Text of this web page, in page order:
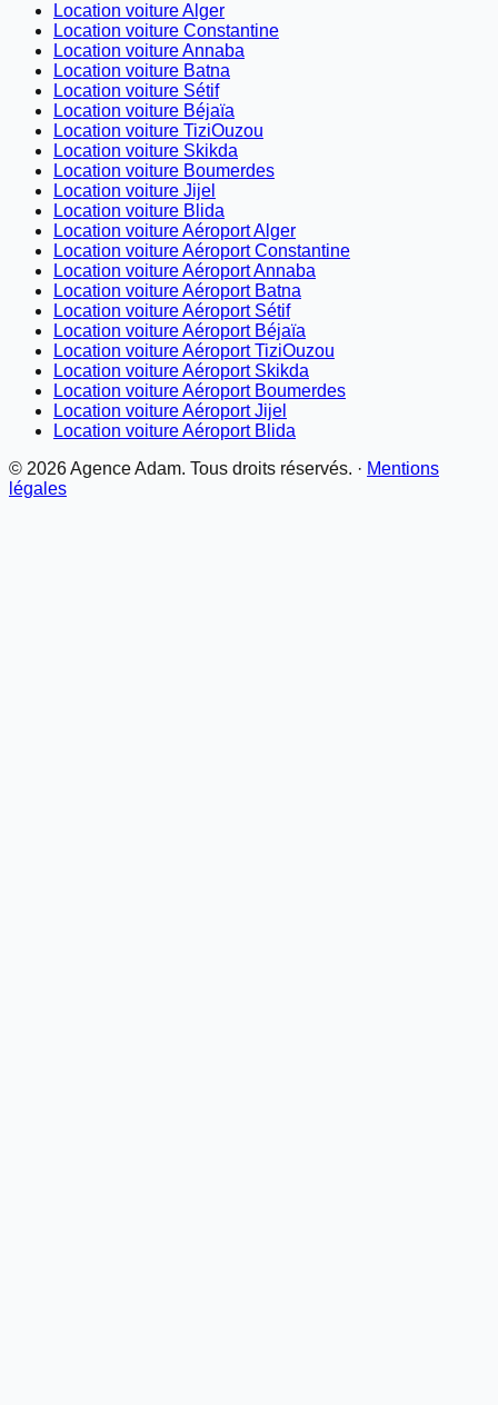
Location voiture Alger
Location voiture Constantine
Location voiture Annaba
Location voiture Batna
Location voiture Sétif
Location voiture Béjaïa
Location voiture TiziOuzou
Location voiture Skikda
Location voiture Boumerdes
Location voiture Jijel
Location voiture Blida
Location voiture Aéroport Alger
Location voiture Aéroport Constantine
Location voiture Aéroport Annaba
Location voiture Aéroport Batna
Location voiture Aéroport Sétif
Location voiture Aéroport Béjaïa
Location voiture Aéroport TiziOuzou
Location voiture Aéroport Skikda
Location voiture Aéroport Boumerdes
Location voiture Aéroport Jijel
Location voiture Aéroport Blida
© 2026Agence Adam. Tous droits réservés. · Mentions
légales